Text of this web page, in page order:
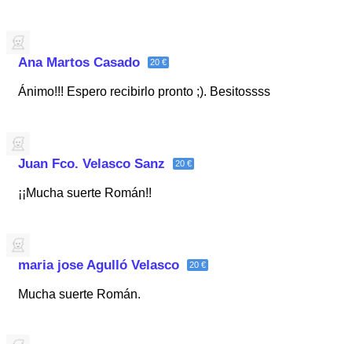
Ana Martos Casado 20 €
Ánimo!!! Espero recibirlo pronto ;). Besitossss
Juan Fco. Velasco Sanz 20 €
¡¡Mucha suerte Román!!
maria jose Agulló Velasco 20 €
Mucha suerte Román.